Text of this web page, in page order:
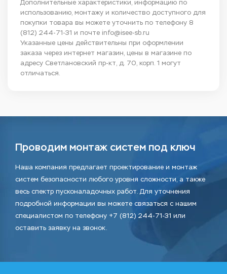
Дополнительные характеристики, информацию по
использованию, монтажу и количество доступного для
покупки товара вы можете уточнить по телефону 8
(812) 244-71-31 и почте info@isee-sb.ru
Указанные цены действительны при оформлении
заказа через интернет магазин, цены в магазине по
адресу Светлановский пр-кт, д. 70, корп. 1 могут
отличаться.
Проводим монтаж систем под ключ
Наша компания предлагает проектирование и монтаж
систем безопасности любого уровня сложности, а также
весь спектр пусконаладочных работ. Для уточнения
подробной информации вы можете связаться с нашим
специалистом по телефону +7 (812) 244-71-31 или
оставить заявку на звонок.